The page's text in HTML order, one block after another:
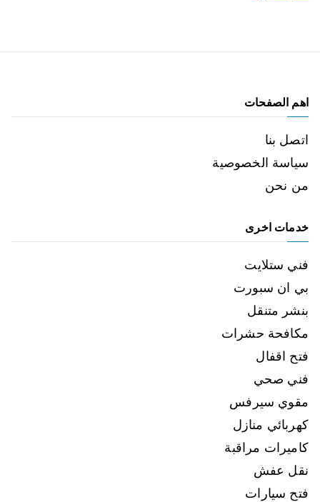
اهم الصفحات
اتصل بنا
سياسة الخصوصية
من نحن
خدمات اخرى
فني ستلايت
بي ان سبورت
بنشر متنقل
مكافحة حشرات
فتح اقفال
فني صحي
مقوي سيرفس
كهربائي منازل
كاميرات مراقبة
نقل عفش
فتح سيارات